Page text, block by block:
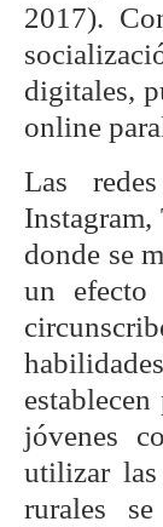
2017).
digitales,
online
Las
donde se
un efecto
jóvenes
utilizar
rurales